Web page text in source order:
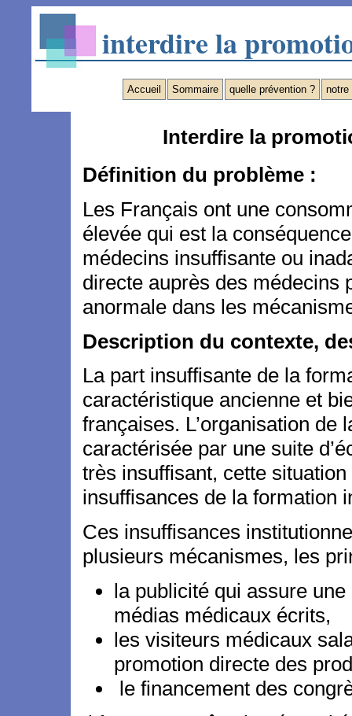
interdire la
Accueil Sommaire quelle prévention ? notre
Interdire la
Définition du problème :
Les Français ont une
élevée qui est la
médecins insuffisante ou
directe auprès des médecins
anormale dans les
Description du contexte,
La part insuffisante de la
caractéristique ancienne et
françaises. L’organisation de
caractérisée par une suite
très insuffisant, cette
insuffisances de la formation
Ces insuffisances
plusieurs mécanismes, les
la publicité qui assure
médias médicaux écrits,
les visiteurs médicaux
promotion directe des
le financement des